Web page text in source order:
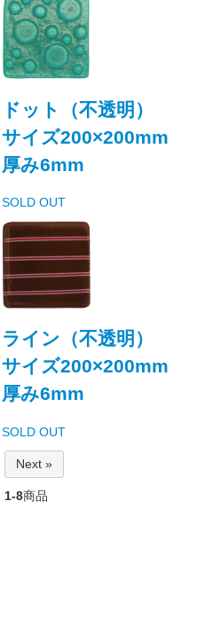
ドット（不透明）
サイズ200×200mm
厚み6mm
SOLD OUT
ライン（不透明）
サイズ200×200mm
厚み6mm
SOLD OUT
Next »
1-8商品